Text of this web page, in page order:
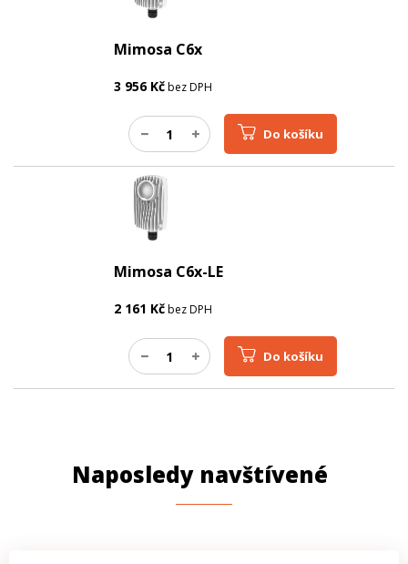
Mimosa C6x
3 956Kčbez DPH
Do košíku
Mimosa C6x-LE
2 161 Kčbez DPH
Do košíku
Naposledy navštívené